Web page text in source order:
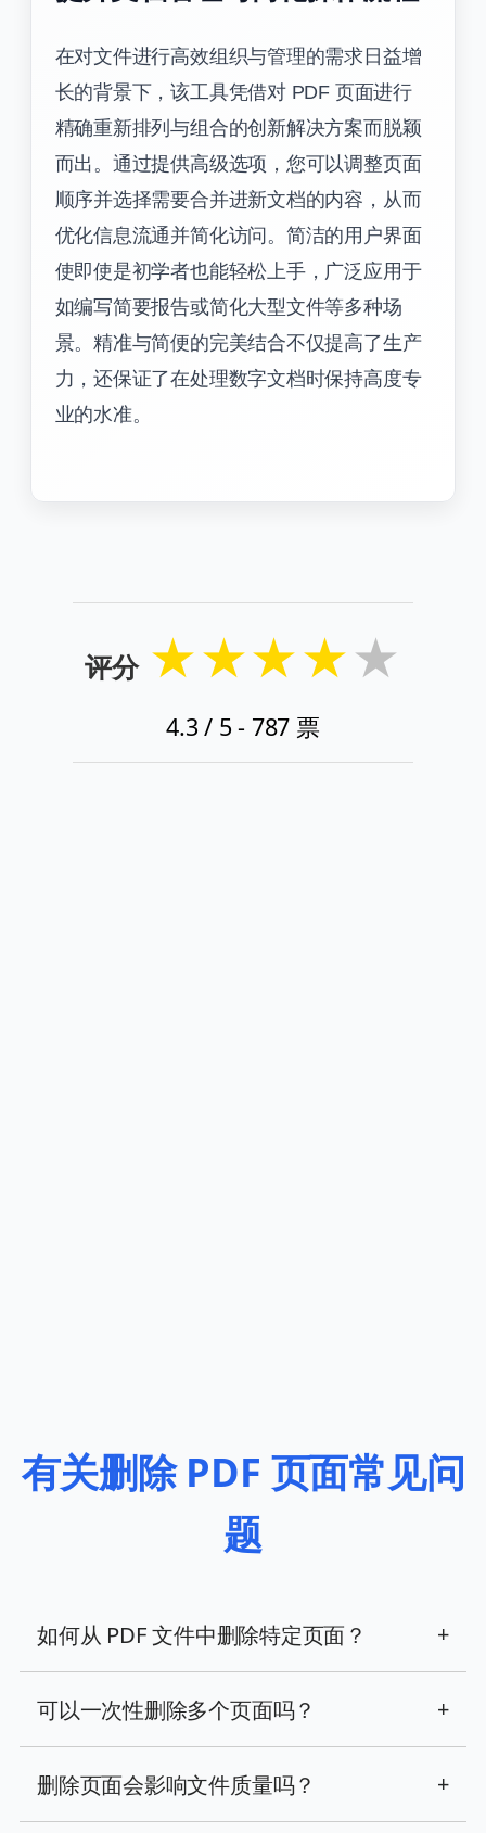
在对文件进行高效组织与管理的需求日益增
长的背景下，该工具凭借对 PDF 页面进行
精确重新排列与组合的创新解决方案而脱颖
而出。通过提供高级选项，您可以调整页面
顺序并选择需要合并进新文档的内容，从而
优化信息流通并简化访问。简洁的用户界面
使即使是初学者也能轻松上手，广泛应用于
如编写简要报告或简化大型文件等多种场
景。精准与简便的完美结合不仅提高了生产
力，还保证了在处理数字文档时保持高度专
业的水准。
评分 ★★★★★
4.3 / 5 - 787 票
有关删除 PDF 页面常见问
题
如何从 PDF 文件中删除特定页面？ +
可以一次性删除多个页面吗？ +
删除页面会影响文件质量吗？ +